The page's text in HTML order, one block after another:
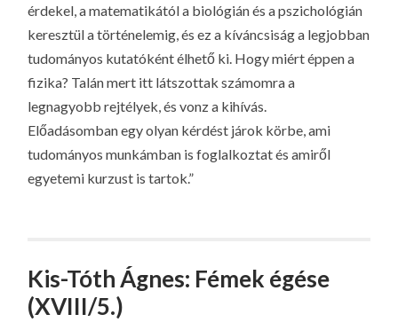
érdekel, a matematikától a biológián és a pszichológián
keresztül a történelemig, és ez a kíváncsiság a legjobban
tudományos kutatóként élhető ki. Hogy miért éppen a
fizika? Talán mert itt látszottak számomra a
legnagyobb rejtélyek, és vonz a kihívás.
Előadásomban egy olyan kérdést járok körbe, ami
tudományos munkámban is foglalkoztat és amiről
egyetemi kurzust is tartok.”
Kis-Tóth Ágnes: Fémek égése
(XVIII/5.)